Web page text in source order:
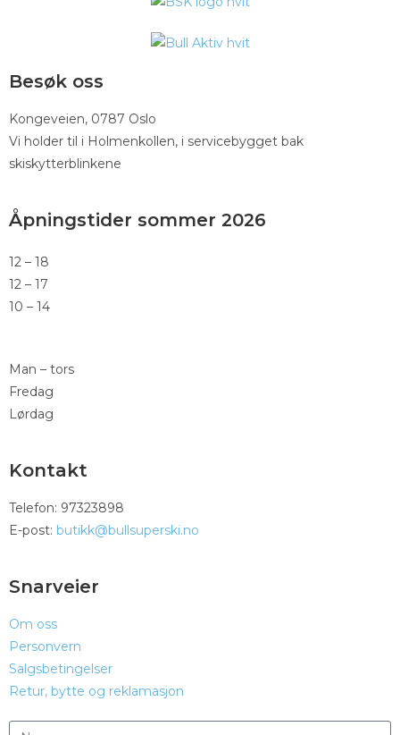
Besøk oss
Kongeveien, 0787 Oslo
Vi holder til i Holmenkollen, i servicebygget bak
skiskytterblinkene
Åpningstider sommer 2026
12 – 18
12 – 17
10 – 14
Man – tors
Fredag
Lørdag
Kontakt
Telefon: 97323898
E-post: butikk@bullsuperski.no
Snarveier
Om oss
Personvern
Salgsbetingelser
Retur, bytte og reklamasjon